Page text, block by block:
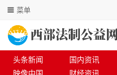
菜单
头条新闻 国内资讯
映像中国
财经资讯